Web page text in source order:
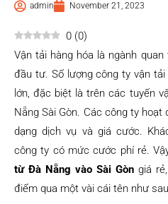
admin November 21, 2023
0 (0)
Vận tải hàng hóa là ngành
đầu tư. Số lượng công ty vận
lớn, đặc biệt là trên các tuyến
Nẵng Sài Gòn. Các công ty
dạng dịch vụ và giá cước.
công ty có mức cước phí rẻ.
từ Đà Nẵng vào Sài Gòn giá
điểm qua một vài cái tên như